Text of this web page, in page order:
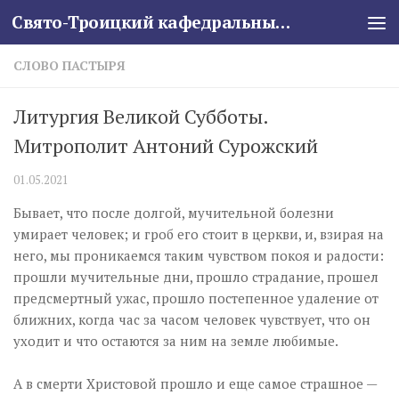
Skip to content Свято-Троицкий кафедральный собор
СЛОВО ПАСТЫРЯ
Литургия Великой Субботы.
Митрополит Антоний Сурожский
01.05.2021
Бывает, что после долгой, мучительной болезни
умирает человек; и гроб его стоит в церкви, и, взирая на
него, мы проникаемся таким чувством покоя и радости:
прошли мучительные дни, прошло страдание, прошел
предсмертный ужас, прошло постепенное удаление от
ближних, когда час за часом человек чувствует, что он
уходит и что остаются за ним на земле любимые.
А в смерти Христовой прошло и еще самое страшное —